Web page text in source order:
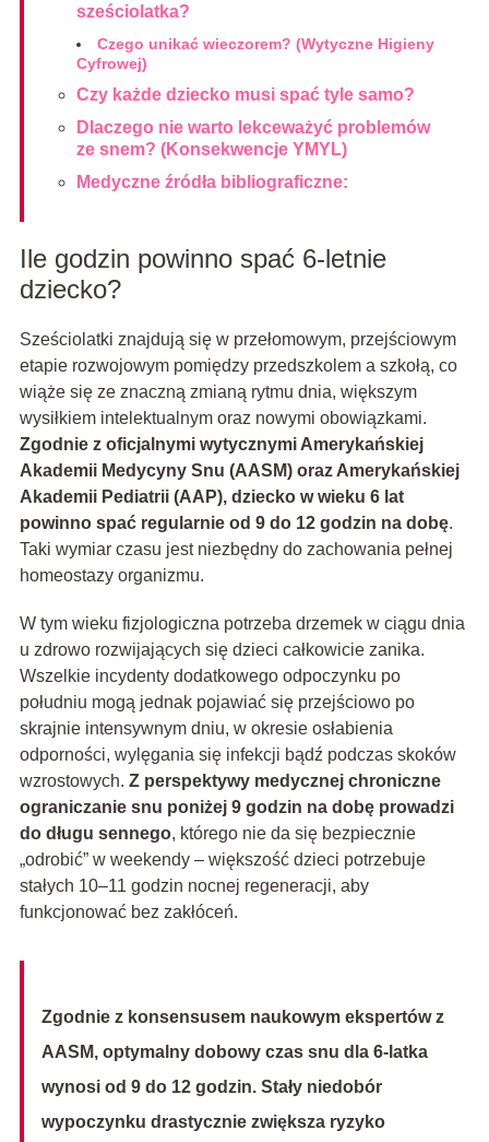
sześciolatka?
Czego unikać wieczorem? (Wytyczne Higieny
Cyfrowej)
Czy każde dziecko musi spać tyle samo?
Dlaczego nie warto lekceważyć problemów
ze snem? (Konsekwencje YMYL)
Medyczne źródła bibliograficzne:
Ile godzin powinno spać 6-letnie
dziecko?
Sześciolatki znajdują się w przełomowym, przejściowym
etapie rozwojowym pomiędzy przedszkolem a szkołą, co
wiąże się ze znaczną zmianą rytmu dnia, większym
wysiłkiem intelektualnym oraz nowymi obowiązkami.
Zgodnie z oficjalnymi wytycznymi Amerykańskiej
Akademii Medycyny Snu (AASM) oraz Amerykańskiej
Akademii Pediatrii (AAP), dziecko w wieku 6 lat
powinno spać regularnie od 9 do 12 godzin na dobę.
Taki wymiar czasu jest niezbędny do zachowania pełnej
homeostazy organizmu.
W tym wieku fizjologiczna potrzeba drzemek w ciągu dnia
u zdrowo rozwijających się dzieci całkowicie zanika.
Wszelkie incydenty dodatkowego odpoczynku po
południu mogą jednak pojawiać się przejściowo po
skrajnie intensywnym dniu, w okresie osłabienia
odporności, wylęgania się infekcji bądź podczas skoków
wzrostowych. Z perspektywy medycznej chroniczne
ograniczanie snu poniżej 9 godzin na dobę prowadzi
do długu sennego, którego nie da się bezpiecznie
„odrobić” w weekendy – większość dzieci potrzebuje
stałych 10–11 godzin nocnej regeneracji, aby
funkcjonować bez zakłóceń.
Zgodnie z konsensusem naukowym ekspertów z
AASM, optymalny dobowy czas snu dla 6-latka
wynosi od 9 do 12 godzin. Stały niedobór
wypoczynku drastycznie zwiększa ryzyko